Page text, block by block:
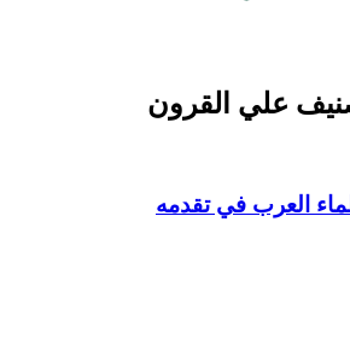
علي القرون
العرب في تقدمه